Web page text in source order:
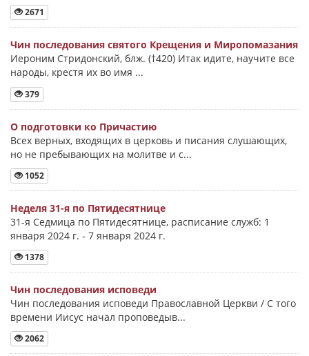
2671
Чин последования святого Крещения и Миропомазания
Иероним Стридонский, блж. (†420) Итак идите, научите все
народы, крестя их во имя ...
379
О подготовки ко Причастию
Всех верных, входящих в церковь и писания слушающих,
но не пребывающих на молитве и с...
1052
Неделя 31-я по Пятидесятнице
31-я Седмица по Пятидесятнице, расписание служб: 1
января 2024 г. - 7 января 2024 г.
1378
Чин последования исповеди
Чин последования исповеди Православной Церкви / С того
времени Иисус начал проповедыв...
2062